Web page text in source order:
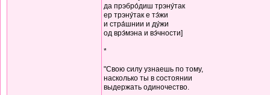
да прэбро́диш трэну́так
ер трэну́так е тэ́жи
и стра́шнии и ду́жи
од врэ́мэна и вэ́чности]
*
"Свою силу узнаешь по тому,
насколько ты в состоянии
выдержать одиночество.